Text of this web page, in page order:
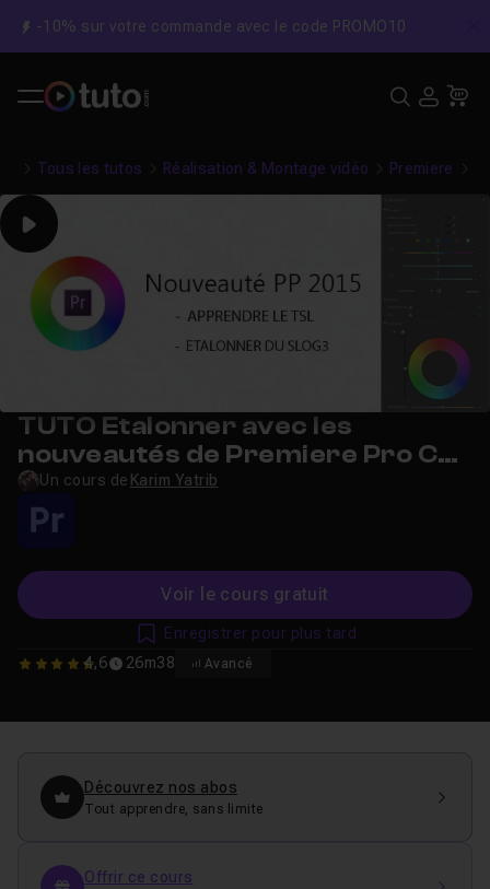
-10% sur votre commande avec le code PROMO10
Tous les tutos Réalisation & Montage vidéo Premiere
Play
TUTO Etalonner avec les
nouveautés de Premiere Pro CC
2015
Un cours de Karim Yatrib
Voir le cours gratuit
4.6153846153846
4,6 26m38 Avancé
Enregistrer pour plus tard
Découvrez nos abos
Tout apprendre, sans limite
Offrir ce cours